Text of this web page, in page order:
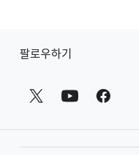
팔로우하기